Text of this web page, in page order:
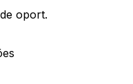
oport.